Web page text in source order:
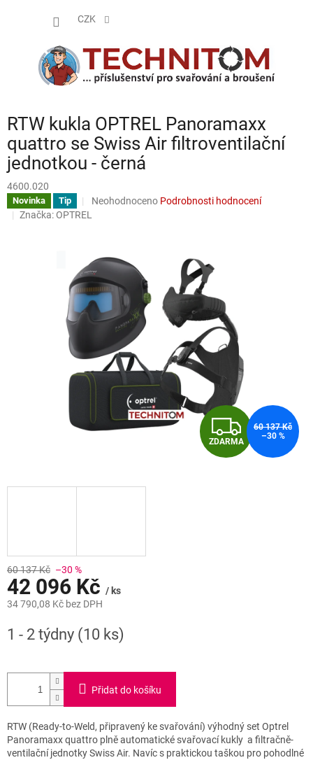
CZK
RTW kukla OPTREL Panoramaxx
quattro se Swiss Air filtroventilační
jednotkou - černá
4600.020
Novinka Tip
Průměrné
z
5
hvězdiček.
Neohodnoceno Podrobnosti hodnocení
Značka: OPTREL
Z
D
ZDARMA
60 137 Kč
–30 %
60 137 Kč –30 %
42 096 Kč / ks
34 790,08 Kč bez DPH
cena:
1 - 2 týdny (10 ks)
Přidat do košíku
RTW (Ready-to-Weld, připravený ke svařování) výhodný set Optrel
Panoramaxx quattro plně automatické svařovací kukly a filtračně-
ventilační jednotky Swiss Air. Navíc s praktickou taškou pro pohodlné